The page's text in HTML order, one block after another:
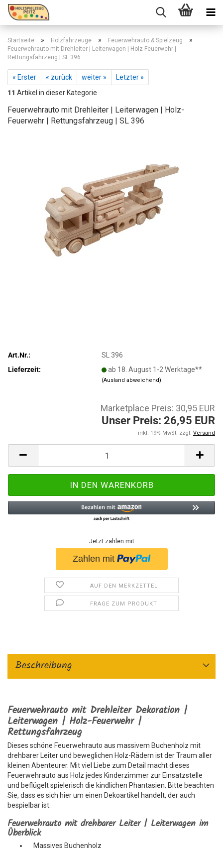
Startseite » Holzfahrzeuge » Feuerwehrauto & Spielzeug »
Feuerwehrauto mit Drehleiter | Leiterwagen | Holz-Feuerwehr |
Rettungsfahrzeug | SL 396
« Erster « zurück weiter »
Letzter »
11 Artikel in dieser Kategorie
Feuerwehrauto mit Drehleiter | Leiterwagen | Holz-
Feuerwehr | Rettungsfahrzeug | SL 396
Art.Nr.:
SL 396
Lieferzeit:
ab 18. August 1-2 Werktage**
(Ausland abweichend)
Marketplace Preis: 30,95 EUR
Unser Preis: 26,95 EUR
inkl. 19% MwSt. zzgl. Versand
Jetzt zahlen mit
AUF DEN MERKZETTEL
FRAGE ZUM PRODUKT
Beschreibung
Feuerwehrauto mit Drehleiter Dekoration |
Leiterwagen | Holz-Feuerwehr |
Rettungsfahrzeug
Dieses schöne Feuerwehrauto aus massivem Buchenholz mit
drehbarer Leiter und beweglichen Holz-Rädern ist der Traum aller
kleinen Abenteurer. Mit viel Liebe zum Detail macht dieses
Feuerwehrauto aus Holz jedes Kinderzimmer zur Einsatzstelle
und beflügelt spielerisch die kindlichen Phantasien. Bitte beachten
Sie, dass es sich hier um einen Dekoartikel handelt, der auch
bespielbar ist.
Feuerwehrauto mit drehbarer Leiter | Leiterwagen im
Überblick
Massives Buchenholz